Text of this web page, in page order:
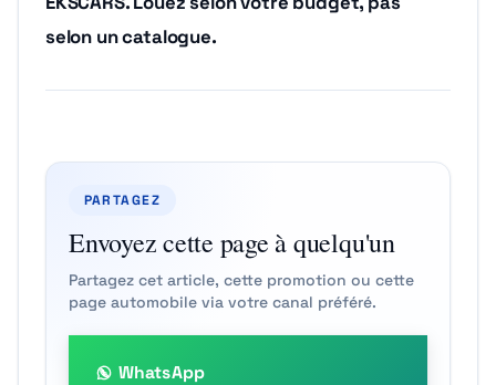
selon un catalogue.
PARTAGEZ
Envoyez cette page à quelqu'un
Partagez cet article, cette promotion ou cette
page automobile via votre canal préféré.
WhatsApp